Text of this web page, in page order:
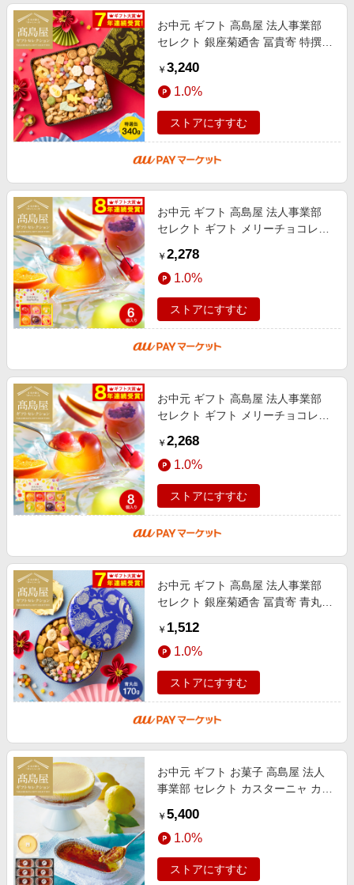
お中元 ギフト 高島屋 法人事業部
セレクト 銀座菊廼舎 冨貴寄 特撰缶
い 出産内祝い 結婚内祝い お祝い
￥ 3,240
1.0%
ストアにすすむ
お中元 ギフト 高島屋 法人事業部
セレクト ギフト メリーチョコレー
料無料 フルーツゼリー お菓子 ゼ
￥ 2,278
1.0%
ストアにすすむ
お中元 ギフト 高島屋 法人事業部
セレクト ギフト メリーチョコレー
ルーツゼリー お菓子 ゼリー 国産
￥ 2,268
1.0%
ストアにすすむ
お中元 ギフト 高島屋 法人事業部
セレクト 銀座菊廼舎 冨貴寄 青丸缶
い 結婚内祝い お祝い 返礼品
￥ 1,512
1.0%
ストアにすすむ
お中元 ギフト お菓子 高島屋 法人
事業部 セレクト カスターニャ カタ
カー直送 / 百貨店 グルメギフト
￥ 5,400
1.0%
ストアにすすむ